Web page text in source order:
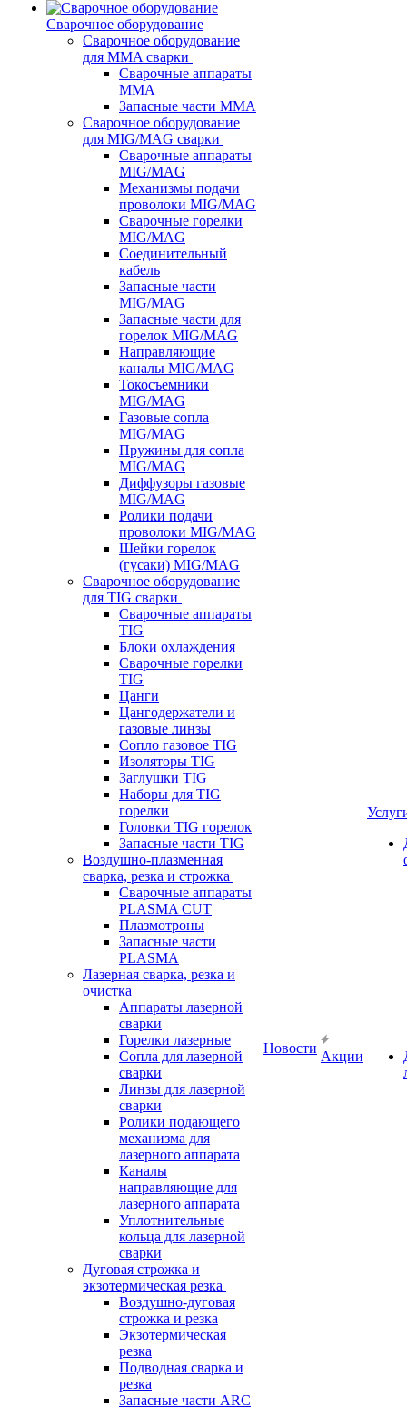
Сварочное оборудование
Сварочное оборудование
для MMA сварки
Сварочные аппараты
MMA
Запасные части MMA
Сварочное оборудование
для MIG/MAG сварки
Сварочные аппараты
MIG/MAG
Механизмы подачи
проволоки MIG/MAG
Сварочные горелки
MIG/MAG
Соединительный
кабель
Запасные части
MIG/MAG
Запасные части для
горелок MIG/MAG
Направляющие
каналы MIG/MAG
Токосъемники
MIG/MAG
Газовые сопла
MIG/MAG
Пружины для сопла
MIG/MAG
Диффузоры газовые
MIG/MAG
Ролики подачи
проволоки MIG/MAG
Шейки горелок
(гусаки) MIG/MAG
Сварочное оборудование
для TIG сварки
Сварочные аппараты
TIG
Блоки охлаждения
Сварочные горелки
TIG
Цанги
Цангодержатели и
газовые линзы
Сопло газовое TIG
Изоляторы TIG
Заглушки TIG
Наборы для TIG
горелки
Головки TIG горелок
Запасные части TIG
Воздушно-плазменная
сварка, резка и строжка
Сварочные аппараты
PLASMA CUT
Плазмотроны
Запасные части
PLASMA
Лазерная сварка, резка и
очистка
Аппараты лазерной
сварки
Горелки лазерные
Сопла для лазерной
сварки
Линзы для лазерной
сварки
Ролики подающего
механизма для
лазерного аппарата
Каналы
направляющие для
лазерного аппарата
Уплотнительные
кольца для лазерной
сварки
Дуговая строжка и
экзотермическая резка
Воздушно-дуговая
строжка и резка
Экзотермическая
резка
Подводная сварка и
резка
Запасные части ARC
Новости
Акции